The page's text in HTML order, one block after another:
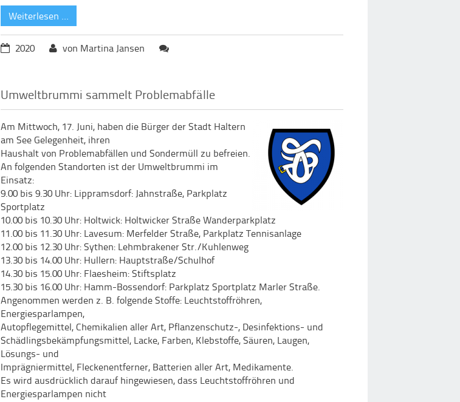
Weiterlesen …
2020 von Martina Jansen
Umweltbrummi sammelt Problemabfälle
Am Mittwoch, 17. Juni, haben die Bürger der Stadt Haltern
am See Gelegenheit, ihren
Haushalt von Problemabfällen und Sondermüll zu befreien.
An folgenden Standorten ist der Umweltbrummi im
Einsatz:
9.00 bis 9.30 Uhr: Lippramsdorf: Jahnstraße, Parkplatz
Sportplatz
10.00 bis 10.30 Uhr: Holtwick: Holtwicker Straße Wanderparkplatz
11.00 bis 11.30 Uhr: Lavesum: Merfelder Straße, Parkplatz Tennisanlage
12.00 bis 12.30 Uhr: Sythen: Lehmbrakener Str./Kuhlenweg
13.30 bis 14.00 Uhr: Hullern: Hauptstraße/Schulhof
14.30 bis 15.00 Uhr: Flaesheim: Stiftsplatz
15.30 bis 16.00 Uhr: Hamm-Bossendorf: Parkplatz Sportplatz Marler Straße.
Angenommen werden z. B. folgende Stoffe: Leuchtstoffröhren,
Energiesparlampen,
Autopflegemittel, Chemikalien aller Art, Pflanzenschutz-, Desinfektions- und
Schädlingsbekämpfungsmittel, Lacke, Farben, Klebstoffe, Säuren, Laugen,
Lösungs- und
Imprägniermittel, Fleckenentferner, Batterien aller Art, Medikamente.
Es wird ausdrücklich darauf hingewiesen, dass Leuchtstoffröhren und
Energiesparlampen nicht